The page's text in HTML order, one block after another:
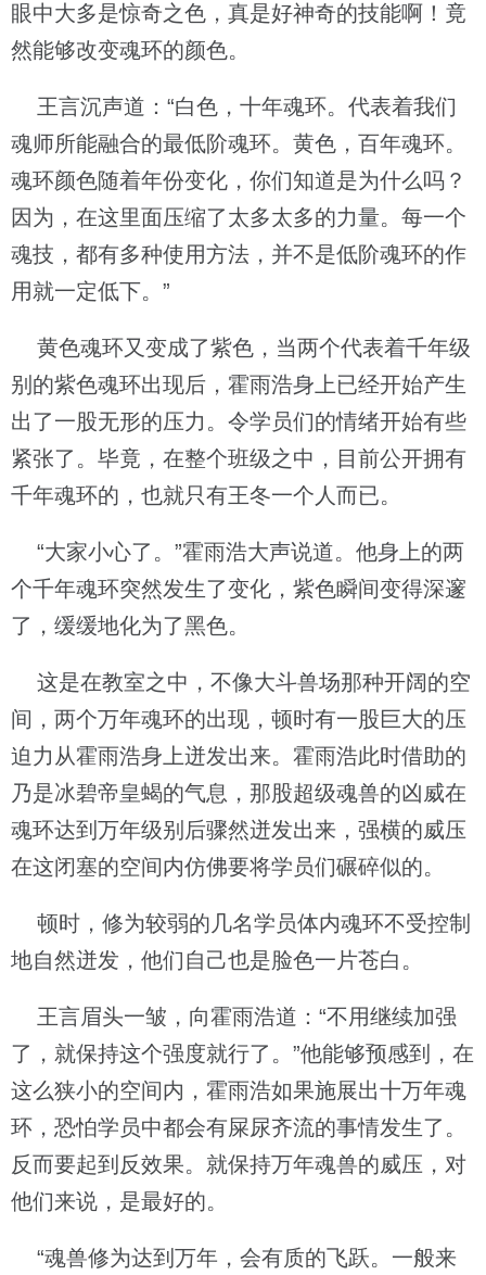
眼中大多是惊奇之色，真是好神奇的技能啊！竟
然能够改变魂环的颜色。
王言沉声道：“白色，十年魂环。代表着我们
魂师所能融合的最低阶魂环。黄色，百年魂环。
魂环颜色随着年份变化，你们知道是为什么吗？
因为，在这里面压缩了太多太多的力量。每一个
魂技，都有多种使用方法，并不是低阶魂环的作
用就一定低下。”
黄色魂环又变成了紫色，当两个代表着千年级
别的紫色魂环出现后，霍雨浩身上已经开始产生
出了一股无形的压力。令学员们的情绪开始有些
紧张了。毕竟，在整个班级之中，目前公开拥有
千年魂环的，也就只有王冬一个人而已。
“大家小心了。”霍雨浩大声说道。他身上的两
个千年魂环突然发生了变化，紫色瞬间变得深邃
了，缓缓地化为了黑色。
这是在教室之中，不像大斗兽场那种开阔的空
间，两个万年魂环的出现，顿时有一股巨大的压
迫力从霍雨浩身上迸发出来。霍雨浩此时借助的
乃是冰碧帝皇蝎的气息，那股超级魂兽的凶威在
魂环达到万年级别后骤然迸发出来，强横的威压
在这闭塞的空间内仿佛要将学员们碾碎似的。
顿时，修为较弱的几名学员体内魂环不受控制
地自然迸发，他们自己也是脸色一片苍白。
王言眉头一皱，向霍雨浩道：“不用继续加强
了，就保持这个强度就行了。”他能够预感到，在
这么狭小的空间内，霍雨浩如果施展出十万年魂
环，恐怕学员中都会有屎尿齐流的事情发生了。
反而要起到反效果。就保持万年魂兽的威压，对
他们来说，是最好的。
“魂兽修为达到万年，会有质的飞跃。一般来